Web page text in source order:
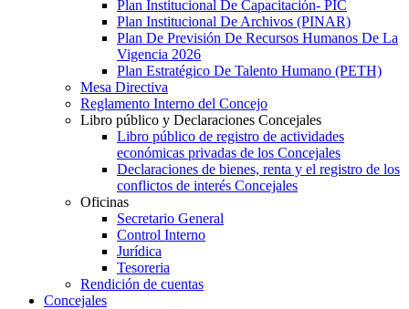
Plan Institucional De Capacitación- PIC
Plan Institucional De Archivos (PINAR)
Plan De Previsión De Recursos Humanos De La
Vigencia 2026
Plan Estratégico De Talento Humano (PETH)
Mesa Directiva
Reglamento Interno del Concejo
Libro público y Declaraciones Concejales
Libro público de registro de actividades
económicas privadas de los Concejales
Declaraciones de bienes, renta y el registro de los
conflictos de interés Concejales
Oficinas
Secretario General
Control Interno
Jurídica
Tesoreria
Rendición de cuentas
Concejales